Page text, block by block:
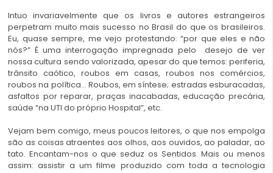
Intuo invariavelmente que os livros e autores estrangeiros
perpetram muito mais sucesso no Brasil do que os brasileiros.
Eu, quase sempre, me vejo protestando: “por que eles e não
nós?” É uma interrogação impregnada pelo desejo de ver
nossa cultura sendo valorizada, apesar do que temos: periferia,
trânsito caótico, roubos em casas, roubos nos comércios,
roubos na política… Roubos, em síntese; estradas esburacadas,
asfaltos por reparar, praças inacabadas, educação precária,
saúde “na UTI do próprio Hospital”, etc.
Vejam bem comigo, meus poucos leitores, o que nos empolga
são as coisas atraentes aos olhos, aos ouvidos, ao paladar, ao
tato. Encantam-nos o que seduz os Sentidos. Mais ou menos
assim: assistir a um filme produzido com toda a tecnologia